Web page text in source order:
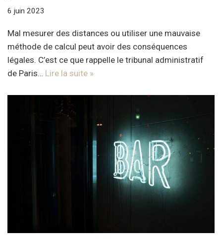
6 juin 2023
Mal mesurer des distances ou utiliser une mauvaise
méthode de calcul peut avoir des conséquences
légales. C’est ce que rappelle le tribunal administratif
de Paris… Lire la suite »